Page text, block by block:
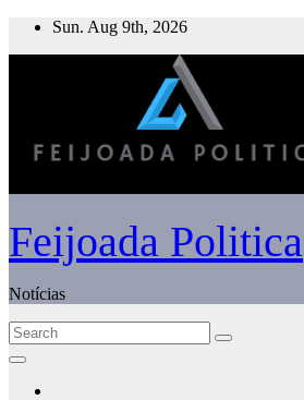
Skip
Sun. Aug 9th, 2026
Feijoada Politica
Notícias